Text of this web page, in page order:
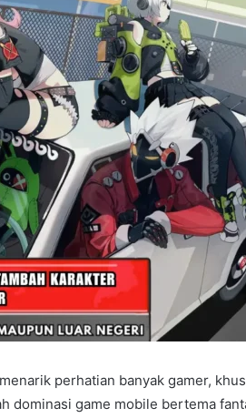
perhatian banyak gamer,
dominasi game mobile bertema